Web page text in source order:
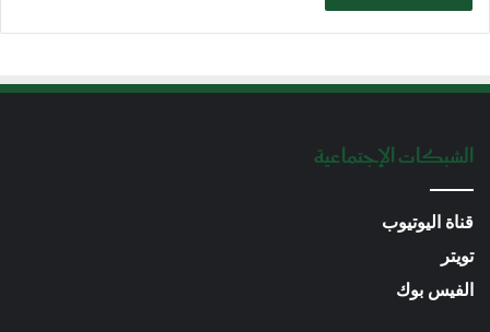
الشبكات الإجتماعية
قناة اليوتيوب
تويتر
الفيس بوك